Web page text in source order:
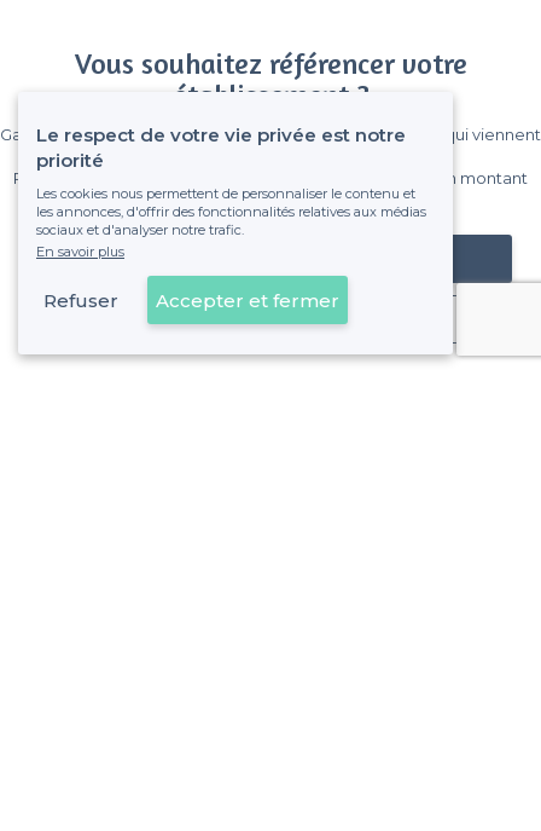
Vous souhaitez référencer votre
établissement ?
Gagnez de nombreux clients parmi le million de visiteurs qui viennent
Pas de commissions et sans engagement, vous payez un montant
fixe sans risque de voir déraper la facture.
Référencer mon établissement
Déjà client
Le respect de votre vie privée est notre
priorité
Les cookies nous permettent de personnaliser le contenu et
les annonces, d'offrir des fonctionnalités relatives aux médias
sociaux et d'analyser notre trafic.
En savoir plus
Refuser Accepter et fermer